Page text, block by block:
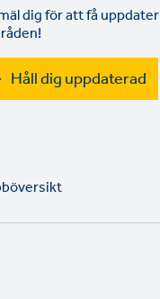
dig för att få
Håll dig uppdaterad